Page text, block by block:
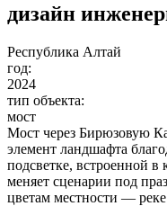
дизайн
Республика Алтай
год:
2024
тип объекта:
мост
Мост через Бирюзовую
элемент ландшафта
подсветке, встроенной в
меняет сценарии под
цветам местности — реке